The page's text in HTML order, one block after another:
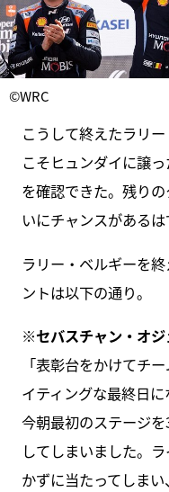
©WRC
こうして終えたラリ
こそヒュンダイに譲
を確認できた。残り
いにチャンスがあるは
ラリー・ベルギーを
ントは以下の通り。
※セバスチャン・オジ
「表彰台をかけてチ
イティングな最終日に
今朝最初のステージ
してしまいました。
かずに当たってしま